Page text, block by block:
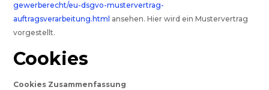
gewerberecht/eu-dsgvo-mustervertrag-
auftragsverarbeitung.html ansehen. Hier wird ein Mustervertrag
vorgestellt.
Cookies
Cookies Zusammenfassung